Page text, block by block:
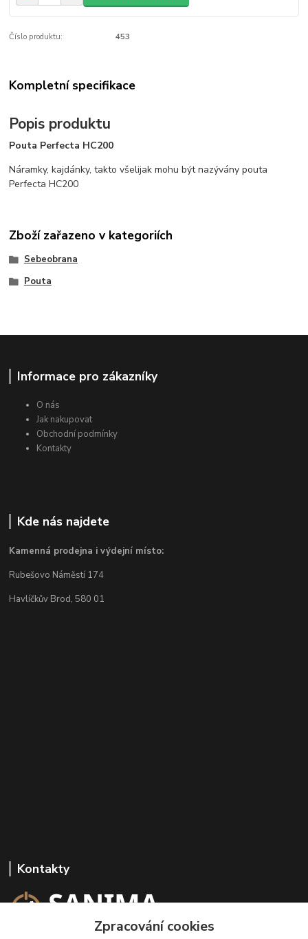
Číslo produktu: 453
Kompletní specifikace
Popis produktu
Pouta Perfecta HC200
Náramky, kajdánky, takto všelijak mohu být nazývány pouta
Perfecta HC200
Zboží zařazeno v kategoriích
Sebeobrana
Pouta
Informace pro zákazníky
O nás
Jak nakupovat
Obchodní podmínky
Kontakty
Kde nás najdete
Kamenná prodejna i výdejní místo:
Rubešovo Náměstí 174
Havlíčkův Brod, 580 01
Kontakty
Zpracování cookies